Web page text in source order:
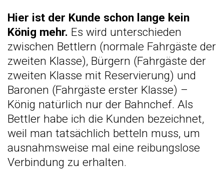
Hier ist der Kunde schon lange kein
König mehr. Es wird unterschieden
zwischen Bettlern (normale Fahrgäste der
zweiten Klasse), Bürgern (Fahrgäste der
zweiten Klasse mit Reservierung) und
Baronen (Fahrgäste erster Klasse) –
König natürlich nur der Bahnchef. Als
Bettler habe ich die Kunden bezeichnet,
weil man tatsächlich betteln muss, um
ausnahmsweise mal eine reibungslose
Verbindung zu erhalten.